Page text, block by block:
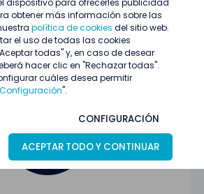
dispositivo para ofrecerles publicidad
obtener más información sobre las
política de cookies del sitio web.
el uso de todas las cookies
todas" y, en caso de desear
hacer clic en "Rechazar todas".
cuáles desea permitir
Configuración".
CONFIGURACIÓN
ACEPTAR TODO Y CONTINUAR
o ha finalizado su
de selección